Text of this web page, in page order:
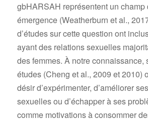
gbHARSAH représentent un champ
émergence (Weatherburn et al.,
d’études sur cette question ont
ayant des relations sexuelles
des femmes. À notre connaissance,
études (Cheng et al., 2009 et 2010)
désir d’expérimenter, d’améliorer
sexuelles ou d’échapper à ses
comme motivations à consommer